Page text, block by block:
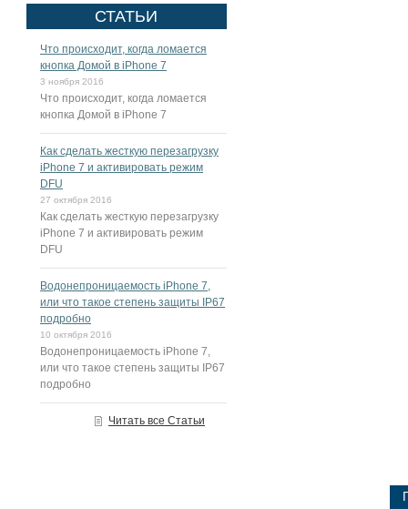
СТАТЬИ
Что происходит, когда ломается
кнопка Домой в iPhone 7
3 ноября 2016
Что происходит, когда ломается
кнопка Домой в iPhone 7
Как сделать жесткую перезагрузку
iPhone 7 и активировать режим
DFU
27 октября 2016
Как сделать жесткую перезагрузку
iPhone 7 и активировать режим
DFU
Водонепроницаемость iPhone 7,
или что такое степень защиты IP67
подробно
10 октября 2016
Водонепроницаемость iPhone 7,
или что такое степень защиты IP67
подробно
Читать все Статьи